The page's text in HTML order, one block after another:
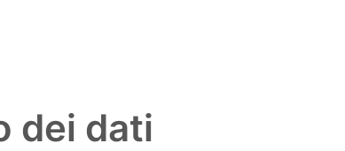
dei dati